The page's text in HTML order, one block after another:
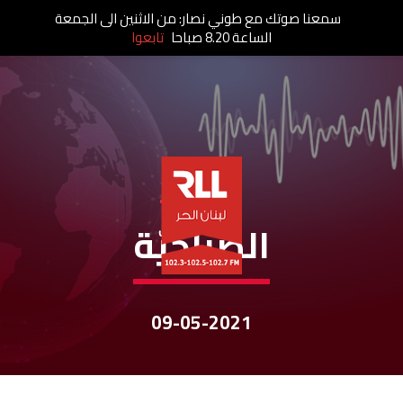
نشرات الأخبار
الصباحيّة
09-05-2021
سمعنا صوتك مع طوني نصار: من الاثنين الى الجمعة
الساعة 8.20 صباحا تابعوا